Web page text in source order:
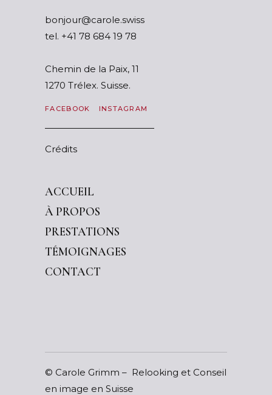
ssiws.elorac@ruojnob
tel. 87 91 486 87 14+
Chemin de la Paix, 11
1270 Trélex. Suisse.
FACEBOOK INSTAGRAM
Crédits
ACCUEIL
À PROPOS
PRESTATIONS
TÉMOIGNAGES
CONTACT
© Carole Grimm – Relooking et Conseil
en image en Suisse